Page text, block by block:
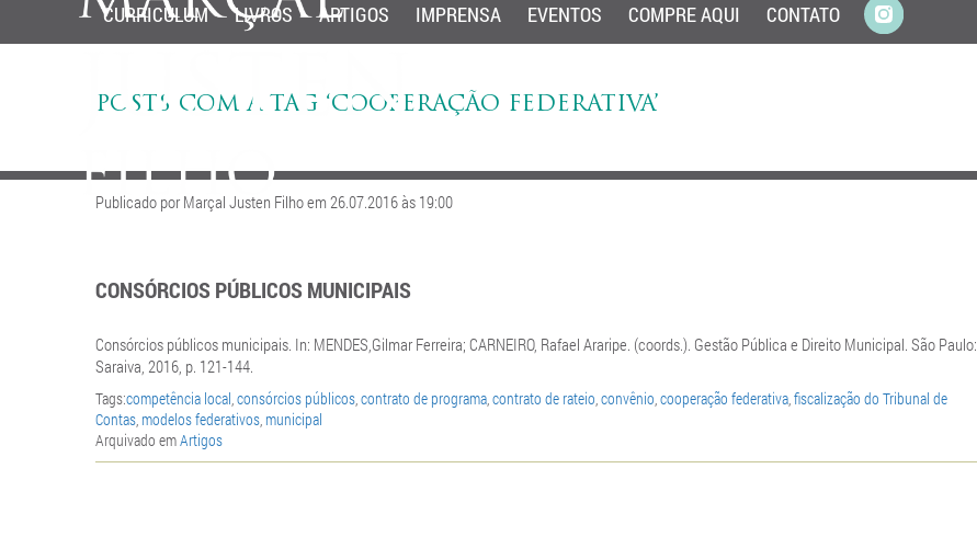
CURRICULUM LIVROS ARTIGOS IMPRENSA EVENTOS COMPRE AQUI CONTATO
POSTS COM A TAG ‘COOPERAÇÃO FEDERATIVA’
Publicado por Marçal Justen Filho em 26.07.2016 às 19:00
CONSÓRCIOS PÚBLICOS MUNICIPAIS
Consórcios públicos municipais. In: MENDES,Gilmar Ferreira; CARNEIRO, Rafael Araripe. (coords.). Gestão Pública e Direito Municipal. São Paulo:
Saraiva, 2016, p. 121-144.
Tags:competência local,consórcios públicos,contrato de programa,contrato de rateio,convênio,cooperação federativa,fiscalização do Tribunal de
Contas, modelos federativos, municipal
Arquivado emArtigos